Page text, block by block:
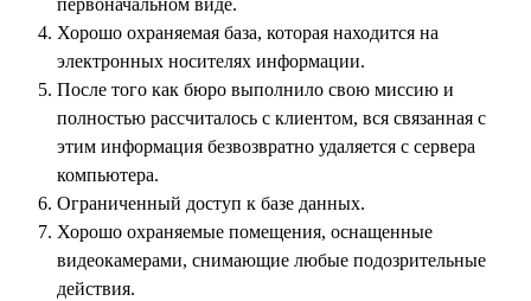
первоначальном виде.
Хорошо охраняемая база, которая находится на
электронных носителях информации.
После того как бюро выполнило свою миссию и
полностью рассчиталось с клиентом, вся связанная с
этим информация безвозвратно удаляется с сервера
компьютера.
Ограниченный доступ к базе данных.
Хорошо охраняемые помещения, оснащенные
видеокамерами, снимающие любые подозрительные
действия.